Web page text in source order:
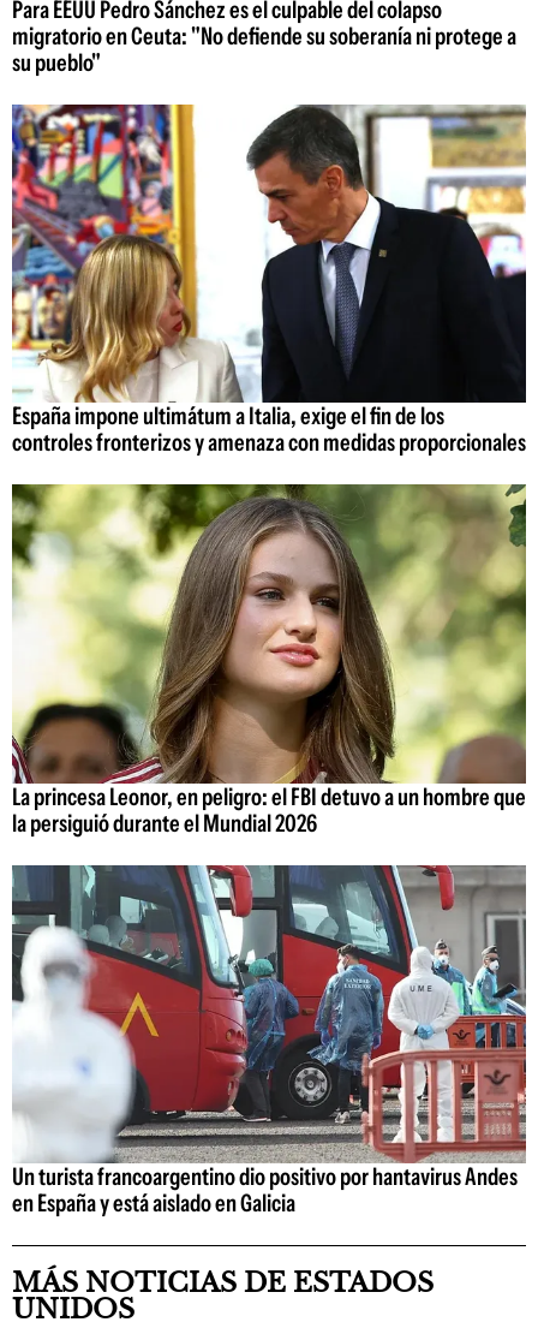
Para EEUU Pedro Sánchez es el culpable del colapso
migratorio en Ceuta: "No defiende su soberanía ni protege a
su pueblo"
España impone ultimátum a Italia, exige el fin de los
controles fronterizos y amenaza con medidas proporcionales
La princesa Leonor, en peligro: el FBI detuvo a un hombre que
la persiguió durante el Mundial 2026
Un turista francoargentino dio positivo por hantavirus Andes
en España y está aislado en Galicia
MÁS NOTICIAS DE ESTADOS
UNIDOS